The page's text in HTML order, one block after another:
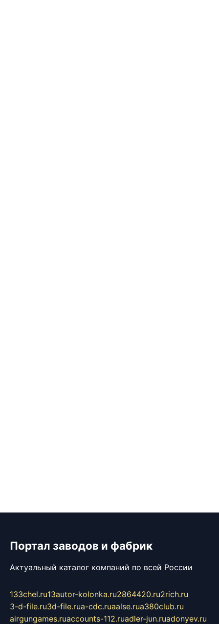
Портал заводов и фабрик
Актуальный каталог компаний по всей России
133chel.ru13autor-kolonka.ru2864420.ru2rich.ru
3-d-file.ru3d-file.rua-cdc.ruaalse.rua380club.ru
airgungames.ruaccounts-112.ruadler-jun.ruadonyev.ru